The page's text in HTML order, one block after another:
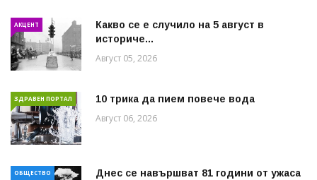
АКЦЕНТ
Какво се е случило на 5 август в
историче...
Август 05, 2026
ЗДРАВЕН ПОРТАЛ 10 трика да пием повече вода
Август 06, 2026
ОБЩЕСТВО
Днес се навършват 81 години от ужаса